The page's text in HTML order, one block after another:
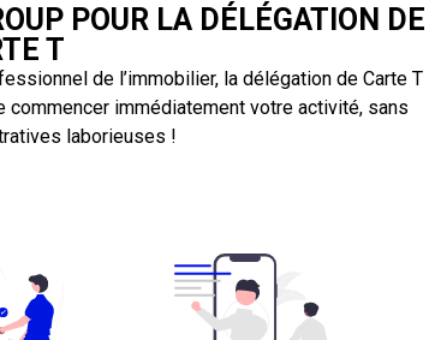
POUR LA DÉLÉGATION DE
T
de l’immobilier, la délégation de Carte T
commencer immédiatement votre activité, sans
laborieuses !